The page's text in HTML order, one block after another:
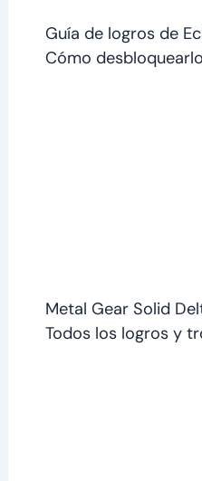
Guía de logros de
Cómo
Metal Gear Solid
Todos los logros y